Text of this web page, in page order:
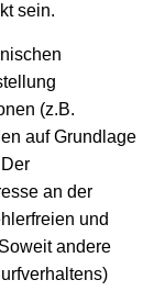
sein.
(z.B.
auf Grundlage
an der
und
andere